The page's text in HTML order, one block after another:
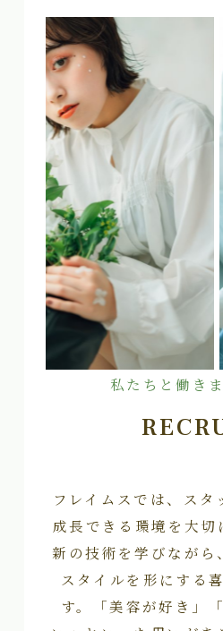
私たちと働き
フレイムスでは、スタ
成長できる環境を大切
新の技術を学びながら
スタイルを形にする
す。「美容が好き」